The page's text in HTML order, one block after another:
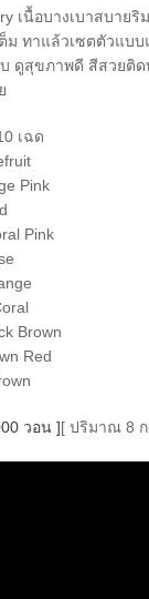
เนื้อบางเบาสบาย
ทาแล้วเซตตัวแบบ
บ ดูสุขภาพดี สีสวยติ
เฉด
Pink
Pink
Brown
Red
วอน ][ ปริมาณ 8